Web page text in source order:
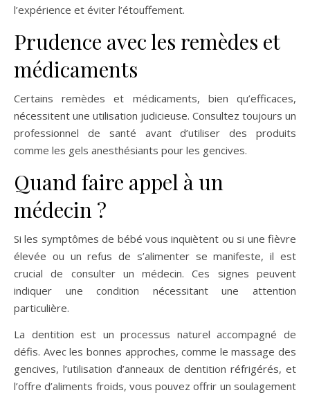
l’expérience et éviter l’étouffement.
Prudence avec les remèdes et
médicaments
Certains remèdes et médicaments, bien qu’efficaces,
nécessitent une utilisation judicieuse. Consultez toujours un
professionnel de santé avant d’utiliser des produits
comme les gels anesthésiants pour les gencives.
Quand faire appel à un
médecin ?
Si les symptômes de bébé vous inquiètent ou si une fièvre
élevée ou un refus de s’alimenter se manifeste, il est
crucial de consulter un médecin. Ces signes peuvent
indiquer une condition nécessitant une attention
particulière.
La dentition est un processus naturel accompagné de
défis. Avec les bonnes approches, comme le massage des
gencives, l’utilisation d’anneaux de dentition réfrigérés, et
l’offre d’aliments froids, vous pouvez offrir un soulagement